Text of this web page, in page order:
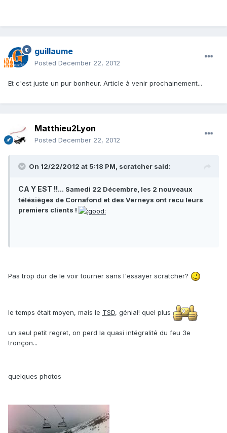
guillaume
Posted December 22, 2012
Et c'est juste un pur bonheur. Article à venir prochainement...
Matthieu2Lyon
Posted December 22, 2012
On 12/22/2012 at 5:18 PM, scratcher said:
CA Y EST !!... Samedi 22 Décembre, les 2 nouveaux
télésièges de Cornafond et des Verneys ont recu leurs
premiers clients !
Pas trop dur de le voir tourner sans l'essayer scratcher?
le temps était moyen, mais le TSD, génial! quel plus
un seul petit regret, on perd la quasi intégralité du feu 3e
tronçon...
quelques photos